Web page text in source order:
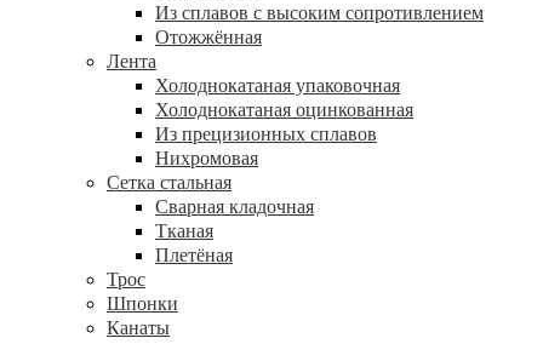
Из сплавов с высоким сопротивлением
Отожжённая
Лента
Холоднокатаная упаковочная
Холоднокатаная оцинкованная
Из прецизионных сплавов
Нихромовая
Сетка стальная
Сварная кладочная
Тканая
Плетёная
Трос
Шпонки
Канаты